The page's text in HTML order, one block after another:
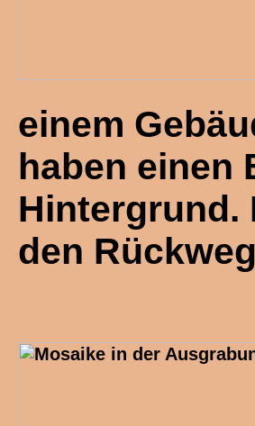
einem
haben einen
Hintergrund.
den